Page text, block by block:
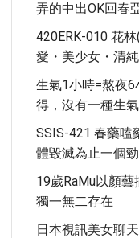
弄的中出OK回春
420ERK-010 花
愛・美少女・清
生氣1小時=熬夜
得，沒有一種生
SSIS-421 春藥嗑
體毀滅為止一個
19歲RaMu以顏
獨一無二存在
日本視訊美女聊天